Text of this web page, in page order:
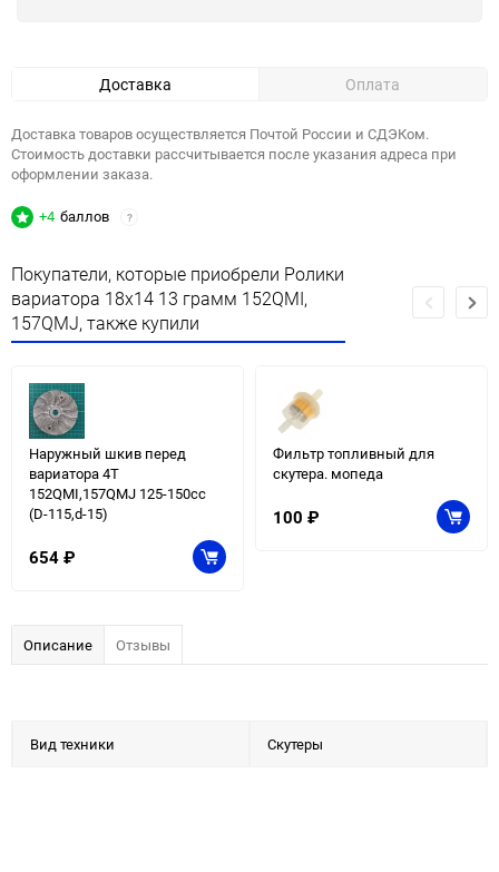
Доставка Оплата
Доставка товаров осуществляется Почтой России и СДЭКом.
Стоимость доставки рассчитывается после указания адреса при
оформлении заказа.
+4 баллов ?
Покупатели, которые приобрели Ролики
вариатора 18x14 13 грамм 152QMI,
157QMJ, также купили
Наружный шкив перед
вариатора 4T
152QMI,157QМJ 125-150сс
(D-115,d-15)
654 ₽
Фильтр топливный для
скутера. мопеда
100 ₽
Описание Отзывы
Вид техники Скутеры